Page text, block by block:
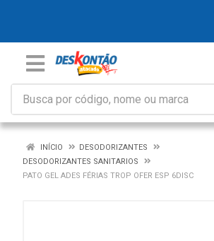
INÍCIO
DESODORIZANTES
DESODORIZANTES SANITARIOS
PATO GEL ADES FÉRIAS TROP OFER ESP 6DISC